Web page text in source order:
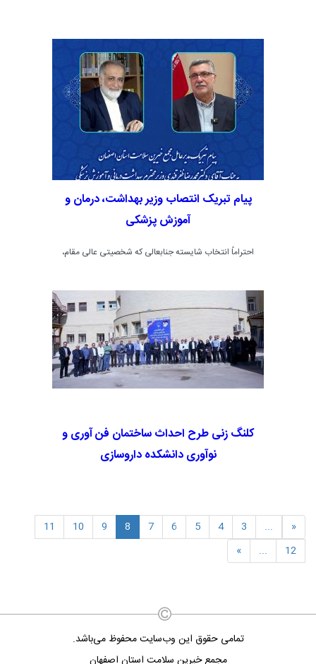
پیام تبریک انتصاب وزیر بهداشت، درمان و
آموزش پزشکی
احتراماً انتخاب شایسته جنابعالی که شخصیتی عالی مقام،
اسلامی هستید، را به عنوان سکان دار وزارت بهداشت درمان و
آموزش پزشکی تبریک و تهنیت می گویم
کلنگ زنی طرح احداث ساختمان فن آوری و
نوآوری دانشکده داروسازی
«
...
3
4
5
6
7
8
9
10
11
12
...
»
تمامی حقوق این وب‌سایت محفوظ می‌باشد.
مجمع خیرین سلامت استان اصفهان